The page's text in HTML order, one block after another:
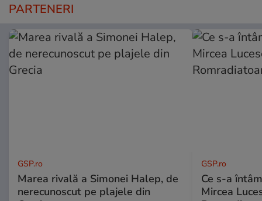
PARTENERI
GSP.ro
Marea rivală a Simonei Halep, de
nerecunoscut pe plajele din
GSP.ro
Ce s-a
Mircea